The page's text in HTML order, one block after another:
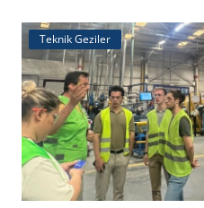
Teknik Geziler